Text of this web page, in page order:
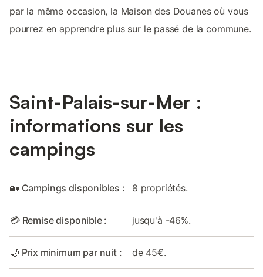
par la même occasion, la Maison des Douanes où vous
pourrez en apprendre plus sur le passé de la commune.
Saint-Palais-sur-Mer :
informations sur les
campings
🏡 Campings disponibles : 8 propriétés.
💳 Remise disponible : jusqu'à -46%.
🌙 Prix minimum par nuit : de 45€.